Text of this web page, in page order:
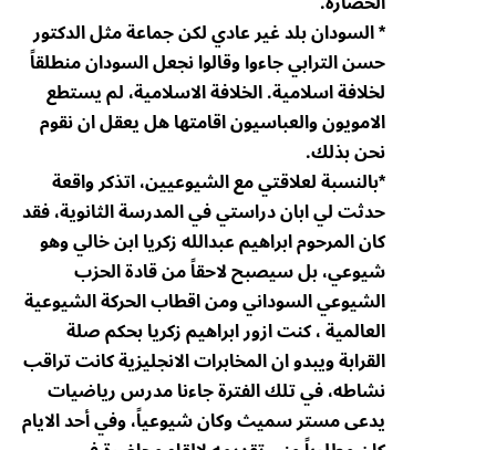
* السودان بلد غير عادي لكن جماعة مثل الدكتور
حسن الترابي جاءوا وقالوا نجعل السودان منطلقاً
لخلافة اسلامية. الخلافة الاسلامية، لم يستطع
الامويون والعباسيون اقامتها هل يعقل ان نقوم
نحن بذلك.
*بالنسبة لعلاقتي مع الشيوعيين، اتذكر واقعة
حدثت لي ابان دراستي في المدرسة الثانوية، فقد
كان المرحوم ابراهيم عبدالله زكريا ابن خالي وهو
شيوعي، بل سيصبح لاحقاً من قادة الحزب
الشيوعي السوداني ومن اقطاب الحركة الشيوعية
العالمية ، كنت ازور ابراهيم زكريا بحكم صلة
القرابة ويبدو ان المخابرات الانجليزية كانت تراقب
نشاطه، في تلك الفترة جاءنا مدرس رياضيات
يدعى مستر سميث وكان شيوعياً، وفي أحد الايام